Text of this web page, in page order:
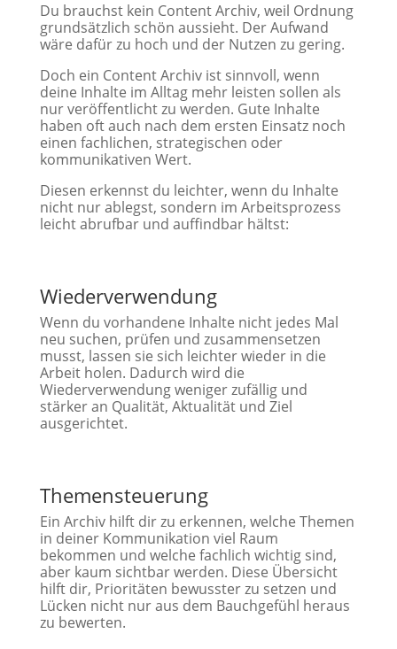
Du brauchst kein Content Archiv, weil Ordnung
grundsätzlich schön aussieht. Der Aufwand
wäre dafür zu hoch und der Nutzen zu gering.
Doch ein Content Archiv ist sinnvoll, wenn
deine Inhalte im Alltag mehr leisten sollen als
nur veröffentlicht zu werden. Gute Inhalte
haben oft auch nach dem ersten Einsatz noch
einen fachlichen, strategischen oder
kommunikativen Wert.
Diesen erkennst du leichter, wenn du Inhalte
nicht nur ablegst, sondern im Arbeitsprozess
leicht abrufbar und auffindbar hältst:
Wiederverwendung
Wenn du vorhandene Inhalte nicht jedes Mal
neu suchen, prüfen und zusammensetzen
musst, lassen sie sich leichter wieder in die
Arbeit holen. Dadurch wird die
Wiederverwendung weniger zufällig und
stärker an Qualität, Aktualität und Ziel
ausgerichtet.
Themensteuerung
Ein Archiv hilft dir zu erkennen, welche Themen
in deiner Kommunikation viel Raum
bekommen und welche fachlich wichtig sind,
aber kaum sichtbar werden. Diese Übersicht
hilft dir, Prioritäten bewusster zu setzen und
Lücken nicht nur aus dem Bauchgefühl heraus
zu bewerten.